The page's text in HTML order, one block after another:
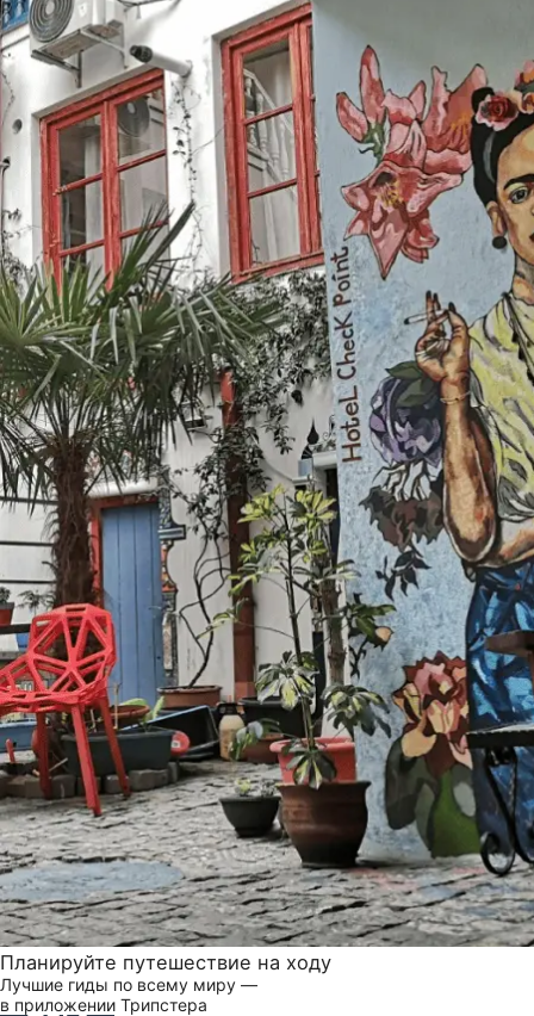
Планируйте путешествие на ходу
Лучшие гиды по всему миру —
в приложении Трипстера